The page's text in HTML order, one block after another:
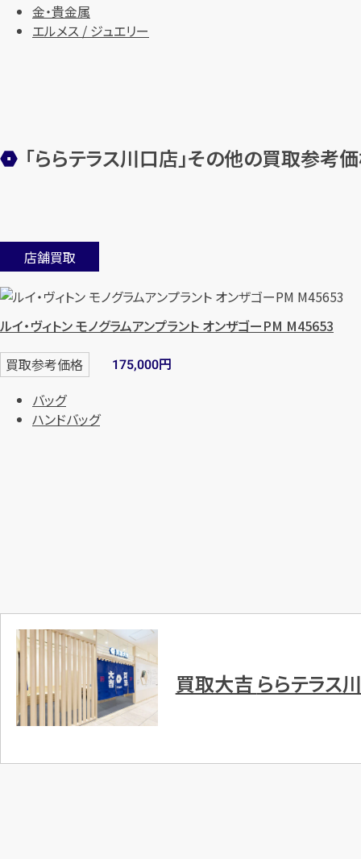
金・貴金属
エルメス / ジュエリー
「ららテラス川口店」その他の買取参考
店舗買取
ルイ・ヴィトン モノグラムアンプラント オンザゴーPM M45653
買取参考価格 175,000円
バッグ
ハンドバッグ
買取大吉 ららテラス